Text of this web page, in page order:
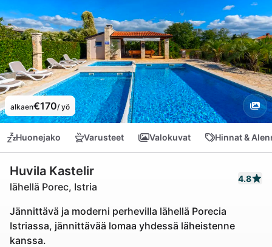
alkaen€170/ yö
Huonejako Varusteet Valokuvat Hinnat &
Huvila Kastelir
lähellä Porec, Istria
4.8
Jännittävä ja moderni perhevilla lähellä Porecia
Istriassa, jännittävää lomaa yhdessä läheistenne
kanssa.